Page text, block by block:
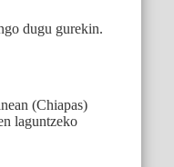
dugu gurekin.
(Chiapas)
laguntzeko